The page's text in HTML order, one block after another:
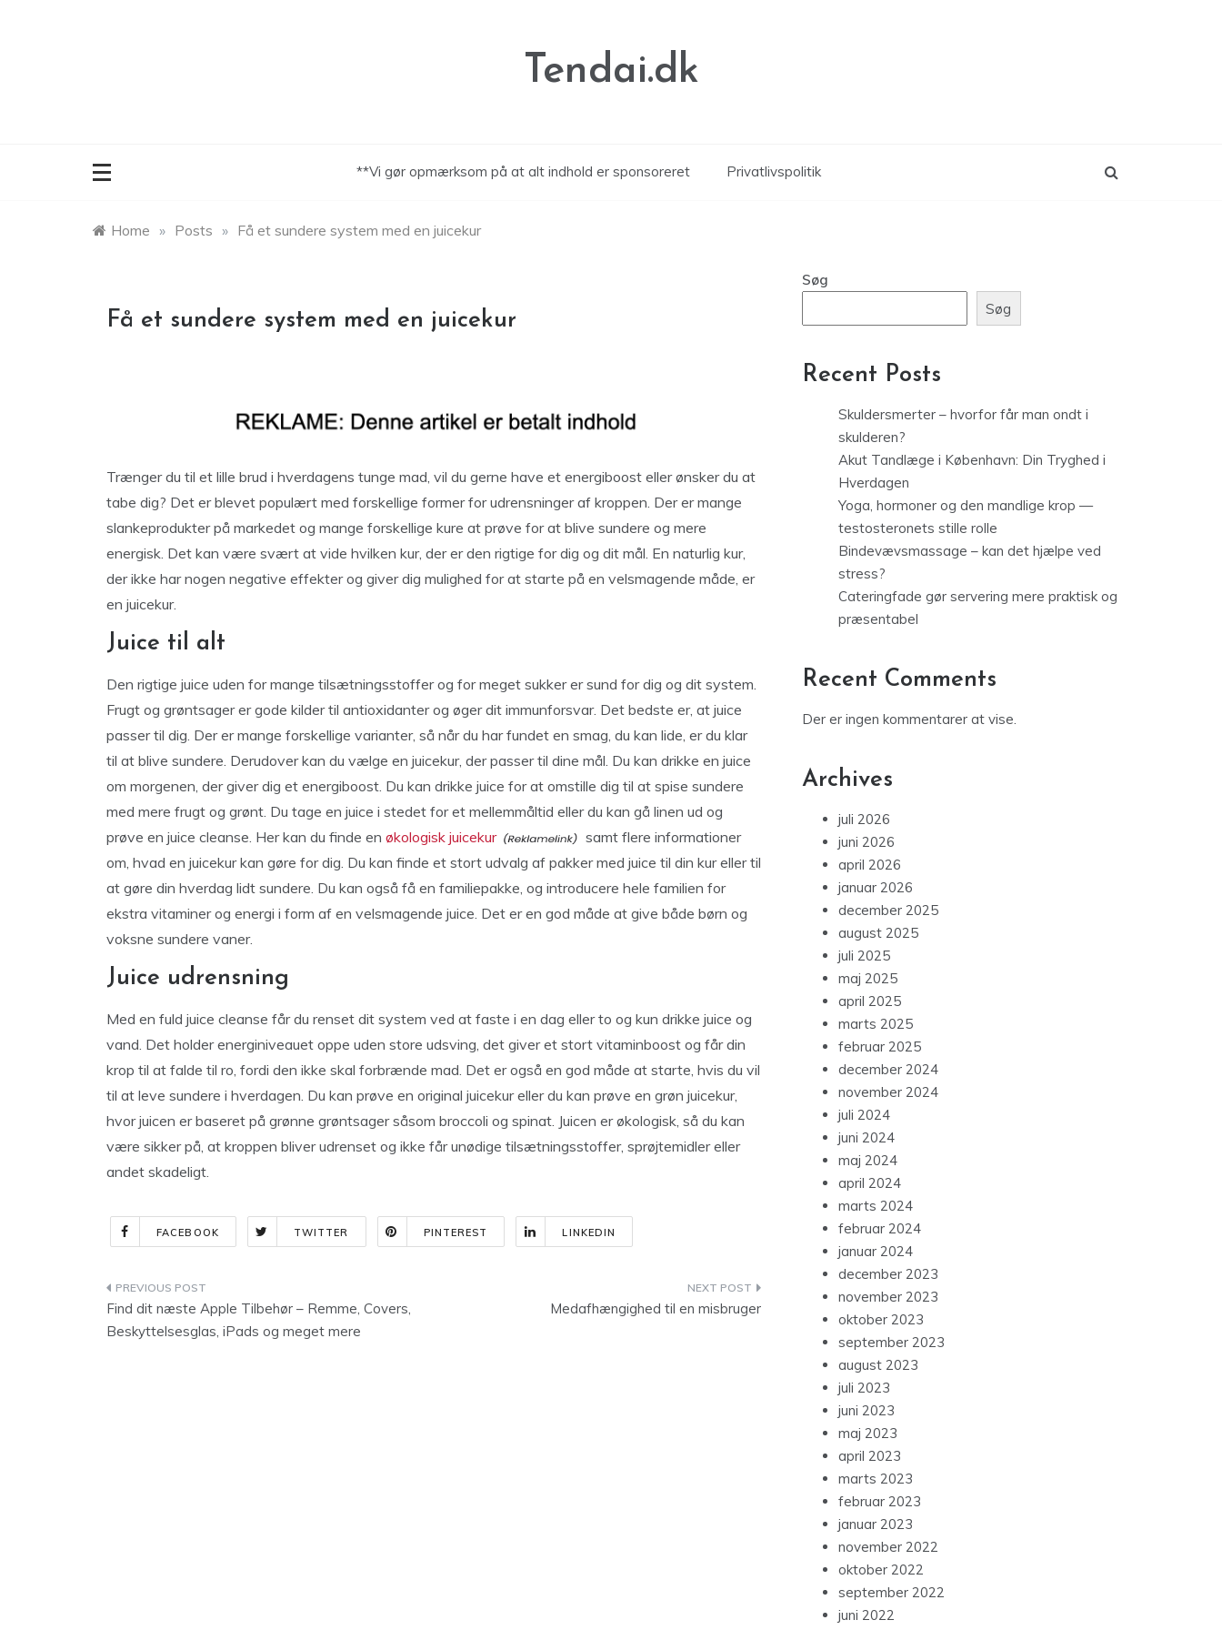
Tendai.dk
**Vi gør opmærksom på at alt indhold er sponsoreret Privatlivspolitik
Home » Posts » Få et sundere system med en juicekur
Få et sundere system med en juicekur
Trænger du til et lille brud i hverdagens tunge mad, vil du gerne have et energiboost eller ønsker du at
tabe dig? Det er blevet populært med forskellige former for udrensninger af kroppen. Der er mange
slankeprodukter på markedet og mange forskellige kure at prøve for at blive sundere og mere
energisk. Det kan være svært at vide hvilken kur, der er den rigtige for dig og dit mål. En naturlig kur,
der ikke har nogen negative effekter og giver dig mulighed for at starte på en velsmagende måde, er
en juicekur.
Juice til alt
Den rigtige juice uden for mange tilsætningsstoffer og for meget sukker er sund for dig og dit system.
Frugt og grøntsager er gode kilder til antioxidanter og øger dit immunforsvar. Det bedste er, at juice
passer til dig. Der er mange forskellige varianter, så når du har fundet en smag, du kan lide, er du klar
til at blive sundere. Derudover kan du vælge en juicekur, der passer til dine mål. Du kan drikke en juice
om morgenen, der giver dig et energiboost. Du kan drikke juice for at omstille dig til at spise sundere
med mere frugt og grønt. Du tage en juice i stedet for et mellemmåltid eller du kan gå linen ud og
prøve en juice cleanse. Her kan du finde en økologisk juicekur
samt flere informationer
om, hvad en juicekur kan gøre for dig. Du kan finde et stort udvalg af pakker med juice til din kur eller til
at gøre din hverdag lidt sundere. Du kan også få en familiepakke, og introducere hele familien for
ekstra vitaminer og energi i form af en velsmagende juice. Det er en god måde at give både børn og
voksne sundere vaner.
Juice udrensning
Med en fuld juice cleanse får du renset dit system ved at faste i en dag eller to og kun drikke juice og
vand. Det holder energiniveauet oppe uden store udsving, det giver et stort vitaminboost og får din
krop til at falde til ro, fordi den ikke skal forbrænde mad. Det er også en god måde at starte, hvis du vil
til at leve sundere i hverdagen. Du kan prøve en original juicekur eller du kan prøve en grøn juicekur,
hvor juicen er baseret på grønne grøntsager såsom broccoli og spinat. Juicen er økologisk, så du kan
være sikker på, at kroppen bliver udrenset og ikke får unødige tilsætningsstoffer, sprøjtemidler eller
andet skadeligt.
FACEBOOK TWITTER PINTEREST LINKEDIN
Indlægsnavigation
Find dit næste Apple Tilbehør – Remme, Covers,
Beskyttelsesglas, iPads og meget mere
Medafhængighed til en misbruger
Søg
Søg
Recent Posts
Skuldersmerter – hvorfor får man ondt i
skulderen?
Akut Tandlæge i København: Din Tryghed i
Hverdagen
Yoga, hormoner og den mandlige krop —
testosteronets stille rolle
Bindevævsmassage – kan det hjælpe ved
stress?
Cateringfade gør servering mere praktisk og
præsentabel
Recent Comments
Der er ingen kommentarer at vise.
Archives
juli 2026
juni 2026
april 2026
januar 2026
december 2025
august 2025
juli 2025
maj 2025
april 2025
marts 2025
februar 2025
december 2024
november 2024
juli 2024
juni 2024
maj 2024
april 2024
marts 2024
februar 2024
januar 2024
december 2023
november 2023
oktober 2023
september 2023
august 2023
juli 2023
juni 2023
maj 2023
april 2023
marts 2023
februar 2023
januar 2023
november 2022
oktober 2022
september 2022
juni 2022